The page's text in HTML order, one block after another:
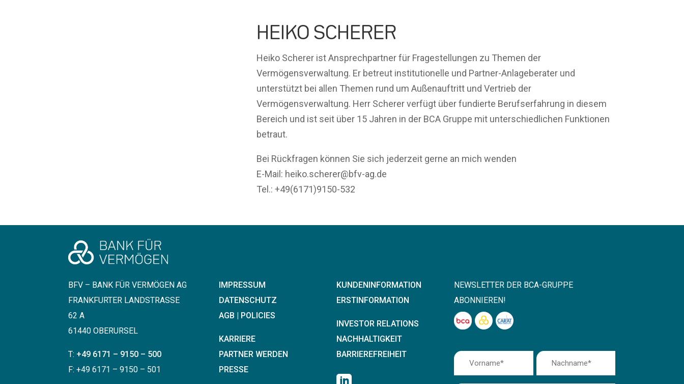
HEIKO SCHERER
Heiko Scherer ist Ansprechpartner für Fragestellungen zu Themen der
Vermögensverwaltung. Er betreut institutionelle und Partner-Anlageberater und
unterstützt bei allen Themen rund um Außenauftritt und Vertrieb der
Vermögensverwaltung. Herr Scherer verfügt über fundierte Berufserfahrung in diesem
Bereich und ist seit über 15 Jahren in der BCA Gruppe mit unterschiedlichen Funktionen
betraut.
Bei Rückfragen können Sie sich jederzeit gerne an mich wenden
E-Mail: heiko.scherer@bfv-ag.de
Tel.: +49(6171)9150-532
BFV – BANK FÜR VERMÖGEN AG
FRANKFURTER LANDSTRASSE 6
2 A
61440 OBERURSEL
T: +49 6171 – 9150 – 500
F: +49 6171 – 9150 – 501
IMPRESSUM
DATENSCHUTZ
AGB | POLICIES
KARRIERE
PARTNER WERDEN
PRESSE
KUNDENINFORMATION
ERSTINFORMATION
INVESTOR RELATIONS
NACHHALTIGKEIT
BARRIEREFREIHEIT
NEWSLETTER DER BCA-GRUPPE
ABONNIEREN!